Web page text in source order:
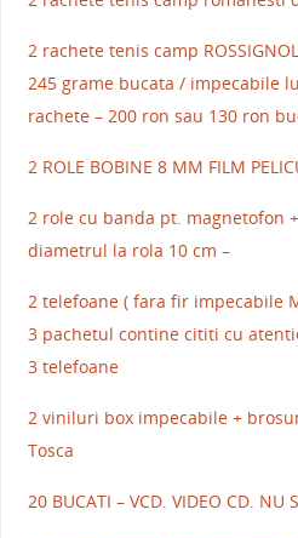
2 rachete tenis camp
245 grame bucata / impecabile
rachete – 200 ron sau 130 ron
2 ROLE BOBINE 8 MM FILM
2 role cu banda pt. magnetofon
diametrul la rola 10 cm –
2 telefoane ( fara fir impecabile
3 pachetul contine cititi cu
3 telefoane
2 viniluri box impecabile +
Tosca
20 BUCATI – VCD. VIDEO CD. NU